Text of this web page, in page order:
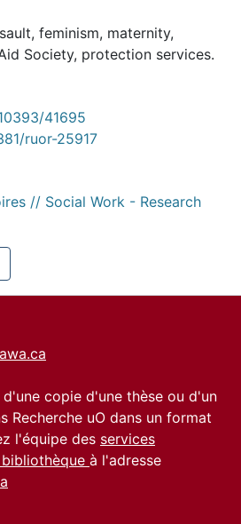
feminism, maternity,
Society, protection services.
41695
ruor-25917
// Social Work - Research
copie d'une thèse ou d'un
Recherche uO dans un format
l'équipe des services
à l'adresse